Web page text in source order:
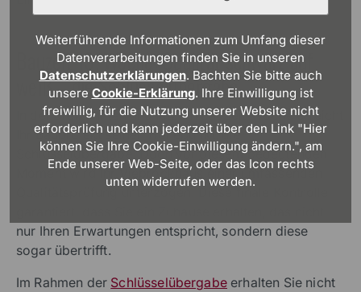
Weiterführende Informationen zum Umfang dieser
Datenverarbeitungen finden Sie in unseren
Datenschutzerklärungen. Bachten Sie bitte auch
unsere Cookie-Erklärung. Ihre Einwilligung ist
freiwillig, für die Nutzung unserer Website nicht
erforderlich und kann jederzeit über den Link "Hier
können Sie Ihre Cookie-Einwilligung ändern.", am
Ende unserer Web-Seite, oder das Icon rechts
unten widerrufen werden.
Bauzeit 13. Woche: Qualität schwarz auf
weiß – die Schlüsselübergabe
In der dreizehnten und letzten Bauzeit-Woche erreicht
Ihr Bauprojekt seinen Höhepunkt: die
Schlüsselübergabe. Doch vor diesem bedeutenden
Moment wird Ihr Viebrockhaus einer umfassenden
nur Ihren Erwartungen entspricht, sondern diese
sogar übertrifft.
Im Rahmen der Schlüsselübergabeerhalten Sie nicht